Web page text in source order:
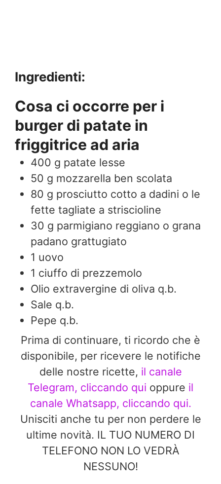
Ingredienti:
Cosa ci occorre per i
burger di patate in
friggitrice ad aria
400 g patate lesse
50 g mozzarella ben scolata
80 g prosciutto cotto a dadini o le
fette tagliate a striscioline
30 g parmigiano reggiano o grana
padano grattugiato
1 uovo
1 ciuffo di prezzemolo
Olio extravergine di oliva q.b.
Sale q.b.
Pepe q.b.
Prima di continuare, ti ricordo che è
disponibile, per ricevere le notifiche
delle nostre ricette, il canale
Telegram, cliccando qui oppure il
canale Whatsapp, cliccando qui.
Unisciti anche tu per non perdere le
ultime novità. IL TUO NUMERO DI
TELEFONO NON LO VEDRÀ
NESSUNO!